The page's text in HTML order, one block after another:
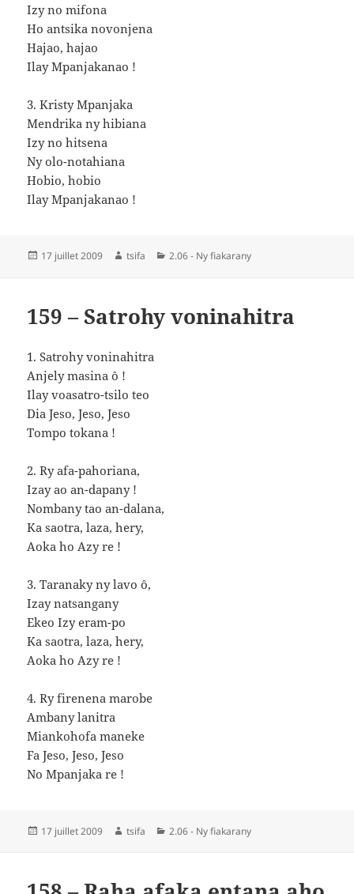
Izy no mifona
Ho antsika novonjena
Hajao, hajao
Ilay Mpanjakanao !
3. Kristy Mpanjaka
Mendrika ny hibiana
Izy no hitsena
Ny olo-notahiana
Hobio, hobio
Ilay Mpanjakanao !
Publié
17 juillet 2009 Auteur
tsifa Catégories
2.06 - Ny fiakarany
159 – Satrohy voninahitra
1. Satrohy voninahitra
Anjely masina ô !
Ilay voasatro-tsilo teo
Dia Jeso, Jeso, Jeso
Tompo tokana !
2. Ry afa-pahoriana,
Izay ao an-dapany !
Nombany tao an-dalana,
Ka saotra, laza, hery,
Aoka ho Azy re !
3. Taranaky ny lavo ô,
Izay natsangany
Ekeo Izy eram-po
Ka saotra, laza, hery,
Aoka ho Azy re !
4. Ry firenena marobe
Ambany lanitra
Miankohofa maneke
Fa Jeso, Jeso, Jeso
No Mpanjaka re !
Publié
17 juillet 2009 Auteur
tsifa Catégories
2.06 - Ny fiakarany